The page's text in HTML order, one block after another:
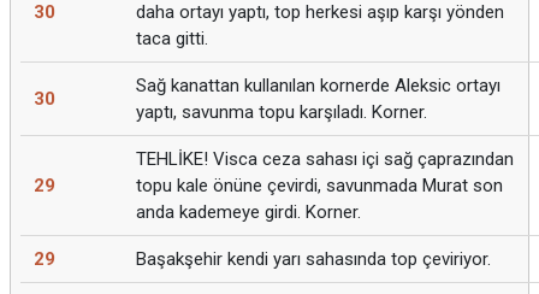
30
daha ortayı yaptı, top herkesi aşıp karşı yönden
taca gitti.
30
Sağ kanattan kullanılan kornerde Aleksic ortayı
yaptı, savunma topu karşıladı. Korner.
29
TEHLİKE! Visca ceza sahası içi sağ çaprazından
topu kale önüne çevirdi, savunmada Murat son
anda kademeye girdi. Korner.
29 Başakşehir kendi yarı sahasında top çeviriyor.